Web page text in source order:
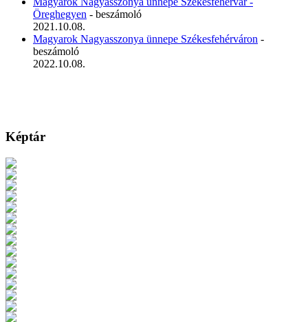
Öreghegyen - beszámoló
2021.10.08.
Magyarok Nagyasszonya ünnepe Székesfehérváron -
beszámoló
2022.10.08.
Képtár